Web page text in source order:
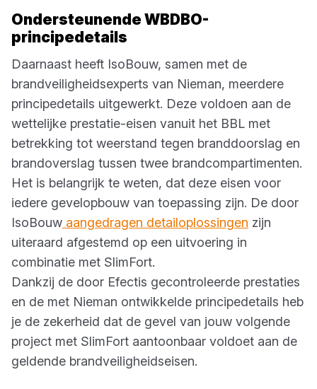
Ondersteunende WBDBO-
principedetails
Daarnaast heeft IsoBouw, samen met de
brandveiligheidsexperts van Nieman, meerdere
principedetails uitgewerkt. Deze voldoen aan de
wettelijke prestatie-eisen vanuit het BBL met
betrekking tot weerstand tegen branddoorslag en
brandoverslag tussen twee brandcompartimenten.
Het is belangrijk te weten, dat deze eisen voor
iedere gevelopbouw van toepassing zijn. De door
IsoBouw aangedragen detailoplossingen zijn
uiteraard afgestemd op een uitvoering in
combinatie met SlimFort.
Dankzij de door Efectis gecontroleerde prestaties
en de met Nieman ontwikkelde principedetails heb
je de zekerheid dat de gevel van jouw volgende
project met SlimFort aantoonbaar voldoet aan de
geldende brandveiligheidseisen.